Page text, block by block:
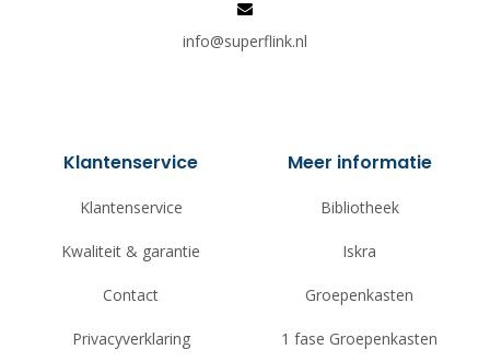
info@superflink.nl
Klantenservice
Klantenservice
Kwaliteit & garantie
Contact
Privacyverklaring
Meer informatie
Bibliotheek
Iskra
Groepenkasten
1 fase Groepenkasten